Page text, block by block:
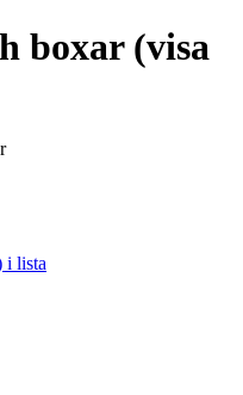
boxar (visa